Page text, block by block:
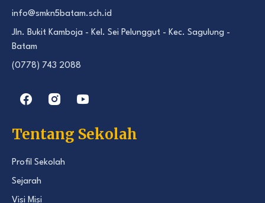
info@smkn5batam.sch.id
Jln. Bukit Kamboja - Kel. Sei Pelunggut - Kec. Sagulung -
Batam
(0778) 743 2088
Tentang Sekolah
Profil Sekolah
Sejarah
Visi Misi